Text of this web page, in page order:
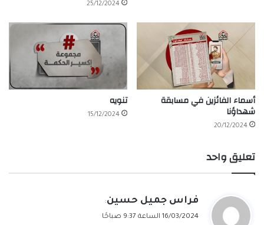
25/12/2024
أسماء الفائزين في مسابقة
شهداؤنا
20/12/2024
تنويه
15/12/2024
تعليق واحد
ي
ق
فراس جميل حسين:
16/03/2024 الساعة 9:37 صباحًا